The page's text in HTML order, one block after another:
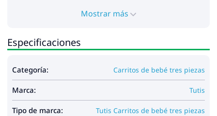
❤ para niños desde el nacimiento hasta ~3-4 años
(hasta 22 kg)
direcciones de movimiento
❤ espacioso bloque para caminar (36x100 cm)
❤ capucha: con visera y pieza de ventilación
❤ respaldo ajustable a posición horizontal
❤ reposapiés ajustable
Mostrar más
Especificaciones
Categoría: Carritos de bebé tres piezas
Marca: Tutis
Tipo de marca: Tutis Carritos de bebé tres piezas